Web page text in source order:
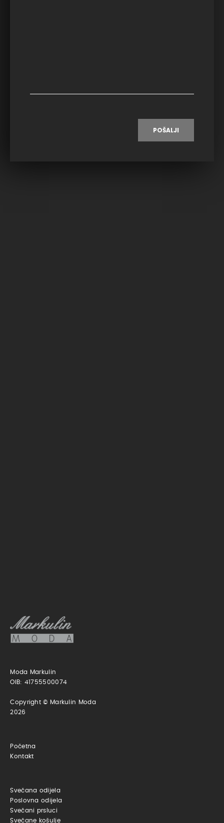
Moda Markulin
OIB: 41755500074
Copyright © Markulin Moda
2026
Početna
Kontakt
Svečana odijela
Poslovna odijela
Svečani prsluci
Svečane košulje